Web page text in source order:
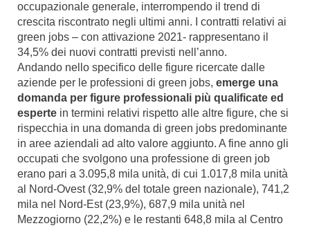
occupazionale generale, interrompendo il trend di
crescita riscontrato negli ultimi anni. I contratti relativi ai
green jobs – con attivazione 2021- rappresentano il
34,5% dei nuovi contratti previsti nell’anno.
Andando nello specifico delle figure ricercate dalle
aziende per le professioni di green jobs, emerge una
domanda per figure professionali più qualificate ed
esperte in termini relativi rispetto alle altre figure, che si
rispecchia in una domanda di green jobs predominante
in aree aziendali ad alto valore aggiunto. A fine anno gli
occupati che svolgono una professione di green job
erano pari a 3.095,8 mila unità, di cui 1.017,8 mila unità
al Nord-Ovest (32,9% del totale green nazionale), 741,2
mila nel Nord-Est (23,9%), 687,9 mila unità nel
Mezzogiorno (22,2%) e le restanti 648,8 mila al Centro